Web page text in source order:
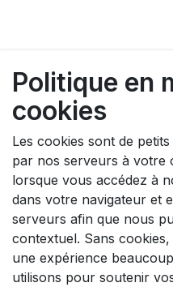
Politique en
cookies
Les cookies sont de
par nos serveurs à votre
lorsque vous accédez à
dans votre navigateur et
serveurs afin que nous
contextuel. Sans
une expérience
utilisons pour soutenir